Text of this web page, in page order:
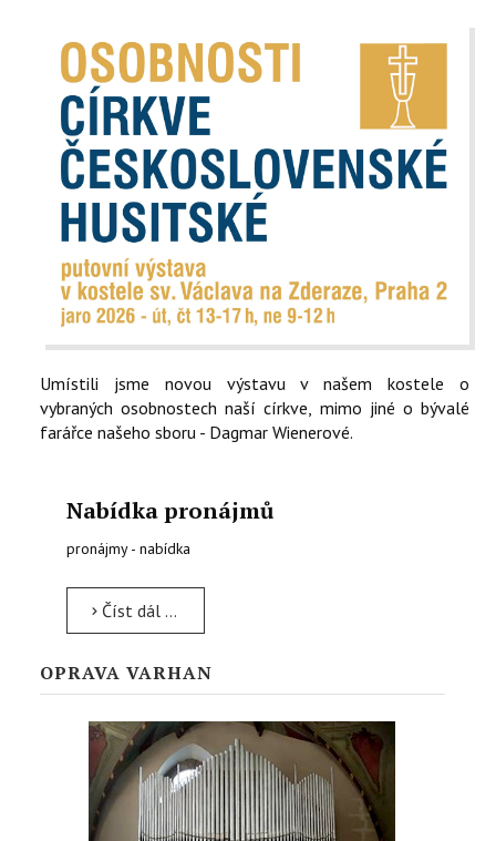
Umístili jsme novou výstavu v našem kostele o
vybraných osobnostech naší církve, mimo jiné o bývalé
farářce našeho sboru - Dagmar Wienerové.
Nabídka pronájmů
pronájmy - nabídka
Číst dál …
OPRAVA VARHAN